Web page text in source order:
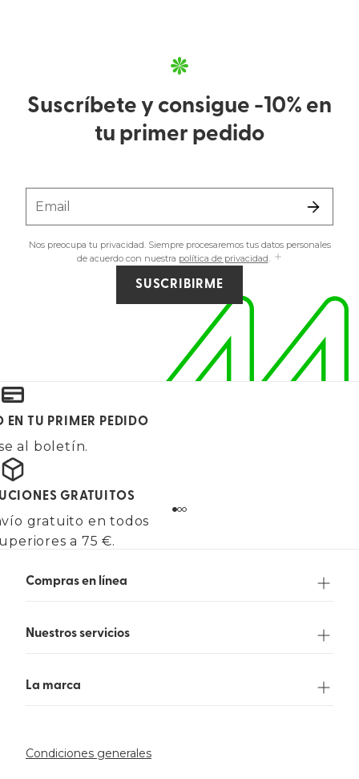
Suscríbete y consigue -10% en
tu primer pedido
Email
Nos preocupa tu privacidad. Siempre procesaremos tus datos personales
de acuerdo con nuestra política de privacidad.
SUSCRIBIRME
EN TU PRIMER PEDIDO
al boletín.
GRATUITOS
gratuito en todos
a 75 €.
Compras en línea
Nuestros servicios
La marca
Condiciones generales